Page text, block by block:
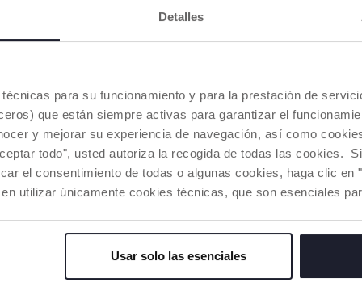
Detalles
para su funcionamiento y para la prestación de
que están siempre activas para garantizar el
y mejorar su experiencia de navegación, así como
todo", usted autoriza la recogida de todas las cookies.
el consentimiento de todas o algunas cookies, haga clic
utilizar únicamente cookies técnicas, que son esenciales
Usar solo las esenciales
largos de felpa
Price reduced from
Pantalones vaqueros
Price